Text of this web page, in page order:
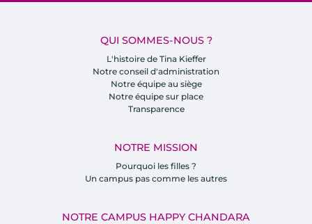
QUI SOMMES-NOUS ?
L'histoire de Tina Kieffer
Notre conseil d'administration
Notre équipe au siège
Notre équipe sur place
Transparence
NOTRE MISSION
Pourquoi les filles ?
Un campus pas comme les autres
NOTRE CAMPUS HAPPY CHANDARA